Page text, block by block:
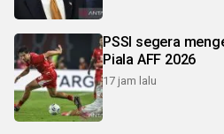
PSSI segera
Piala AFF 2026
17 jam lalu